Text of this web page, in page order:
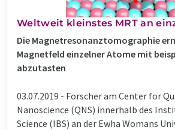
Weltweit kleinstes MRT an
Die Magnetresonanztomographie
Magnetfeld einzelner Atome mit
abzutasten
03.07.2019 - Forscher am Center for
Nanoscience (QNS) innerhalb des
Science (IBS) an der Ewha Womans